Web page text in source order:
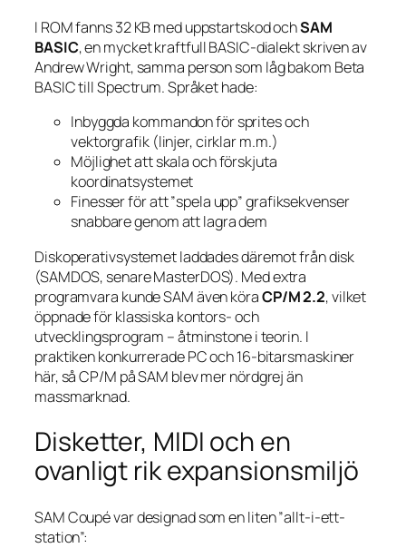
I ROM fanns 32 KB med uppstarts­kod ochSAM
BASIC, en mycket kraftfull BASIC-dialekt skriven av
Andrew Wright, samma person som låg bakom Beta
BASIC till Spectrum. Språket hade:
Inbyggda kommandon för sprites och
vektorgrafik (linjer, cirklar m.m.)
Möjlighet att skala och förskjuta
koordinatsystemet
Finesser för att ”spela upp” grafiksekvenser
snabbare genom att lagra dem
Diskoperativsystemet laddades däremot från disk
(SAMDOS, senare MasterDOS). Med extra
programvara kunde SAM även köraCP/M 2.2, vilket
öppnade för klassiska kontors- och
utvecklingsprogram – åtminstone i teorin. I
praktiken konkurrerade PC och 16-bitarsmaskiner
här, så CP/M på SAM blev mer nördgrej än
massmarknad.
Disketter, MIDI och en
ovanligt rik expansionsmiljö
SAM Coupé var designad som en liten ”allt-i-ett-
station”: